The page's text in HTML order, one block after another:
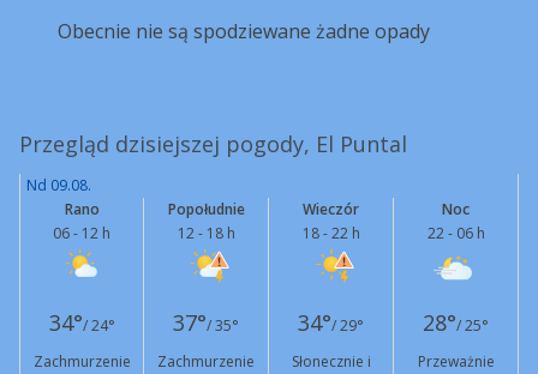
Obecnie nie są spodziewane żadne opady
Przegląd dzisiejszej pogody, El Puntal
Nd 09.08.
Rano
06 - 12 h
Popołudnie
12 - 18 h
Wieczór
18 - 22 h
Noc
22 - 06 h
34°/ 24° 37°/ 35° 34°/ 29° 28°/ 25°
Zachmurzenie
Zachmurzenie
Słonecznie i
Przeważnie